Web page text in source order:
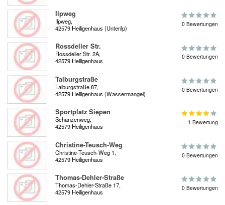
Ilpweg
Ilpweg,
42579 Heiligenhaus (Unterilp)
0 Bewertungen
Rossdeller Str.
Rossdeller Str. 2A,
42579 Heiligenhaus
0 Bewertungen
Talburgstraße
Talburgstraße 87,
42579 Heiligenhaus (Wassermangel)
0 Bewertungen
Sportplatz Siepen
Schanzenweg,
42579 Heiligenhaus
1 Bewertung
Christine-Teusch-Weg
Christine-Teusch-Weg 1,
42579 Heiligenhaus
0 Bewertungen
Thomas-Dehler-Straße
Thomas-Dehler-Straße 17,
42579 Heiligenhaus
0 Bewertungen